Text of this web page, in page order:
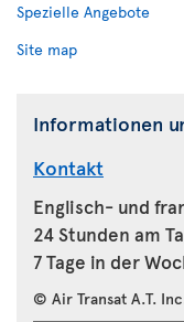
Spezielle Angebote
Site map
Informationen
Kontakt
Englisch- und
24 Stunden am
7 Tage in der
© Air Transat A.T.